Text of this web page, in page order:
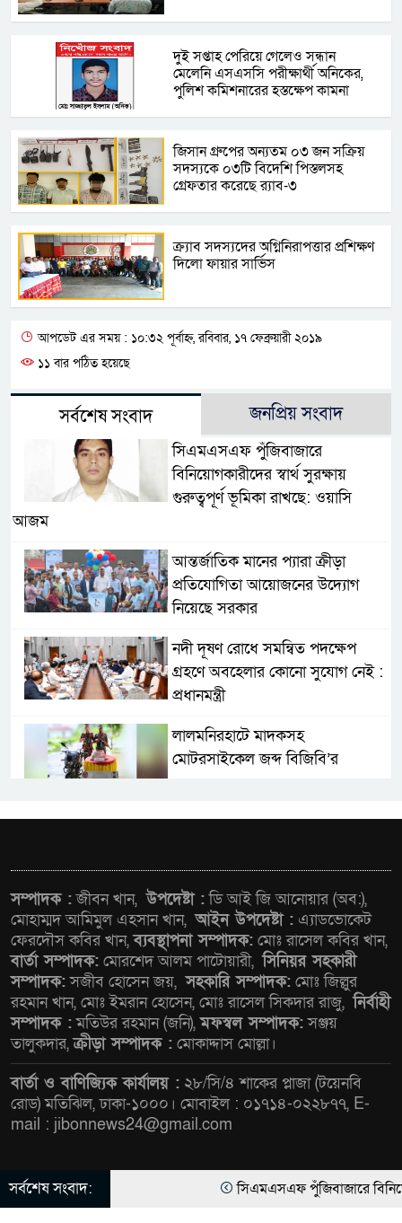
দু্ই সপ্তাহ পেরিয়ে গেলেও সন্ধান
মেলেনি এসএসসি পরীক্ষার্থী অনিকের,
পুলিশ কমিশনারের হস্তক্ষেপ কামনা
জিসান গ্রুপের অন্যতম ০৩ জন সক্রিয়
সদস্যকে ০৩টি বিদেশি পিস্তলসহ
গ্রেফতার করেছে র‍্যাব-৩
ক্র্যাব সদস্যদের অগ্নিনিরাপত্তার প্রশিক্ষণ
দিলো ফায়ার সার্ভিস
আপডেট এর সময় : ১০:৩২ পূর্বাহ্ন, রবিবার, ১৭ ফেব্রুয়ারী ২০১৯
১১ বার পঠিত হয়েছে
সর্বশেষ সংবাদ জনপ্রিয় সংবাদ
সিএমএসএফ পুঁজিবাজারে
বিনিয়োগকারীদের স্বার্থ সুরক্ষায়
গুরুত্বপূর্ণ ভূমিকা রাখছে: ওয়াসি
আজম
আন্তর্জাতিক মানের প্যারা ক্রীড়া
প্রতিযোগিতা আয়োজনের উদ্যোগ
নিয়েছে সরকার
নদী দূষণ রোধে সমন্বিত পদক্ষেপ
গ্রহণে অবহেলার কোনো সুযোগ নেই :
প্রধানমন্ত্রী
লালমনিরহাটে মাদকসহ
মোটরসাইকেল জব্দ বিজিবি’র
ওমানের সঙ্গে ইরানের হরমুজ
আত-তানযীল ইনস্টিটিউট চট্টগ্রাম
দুবছর পেরিয়ে তিন বছরে পর্দাপন
উপলক্ষে আলোচনা সভা ও দোয়া
মাহফিল সম্পন্ন
ফ্যাসিবাদবিরোধী আন্দোলনে
হত্যাকাণ্ডের বিচার হবে স্বচ্ছ, নিরপেক্ষ
ও বিশ্বাসযোগ্য : প্রধানমন্ত্রী
বাগেরহাট মেডিকেল ফাউন্ডেশনের
যাত্রা শুরু
জুলাই স্মৃতি জাদুঘরের দুয়ার খুলেছে,
উদ্বোধন করলেন প্রধানমন্ত্রী
সম্পাদক :জীবন খান,উপদেষ্টা :ডি আই জি আনোয়ার (অব:),
মোহাম্মদ আমিমুল এহসান খান,আইন উপদেষ্টা : এ্যাডভোকেট
ফেরদৌস কবির খান,ব্যবস্থাপনা সম্পাদক: মোঃ রাসেল কবির খান,
বার্তা সম্পাদক: মোরশেদ আলম পাটোয়ারী,সিনিয়র সহকারী
সম্পাদক:সজীব হোসেন জয়,সহকারি সম্পাদক: মোঃ জিল্লুর
রহমান খান, মোঃ ইমরান হোসেন, মোঃ রাসেল সিকদার রাজু,নির্বাহী
সম্পাদক :মতিউর রহমান (জনি),মফস্বল সম্পাদক:সঞ্জয়
তালুকদার,ক্রীড়া সম্পাদক : মোকাদ্দাস মোল্লা।
বার্তা ও বাণিজ্যিক কার্যালয় : ২৮/সি/৪ শাকের প্লাজা (টয়েনবি
রোড) মতিঝিল, ঢাকা-১০০০। মোবাইল : ০১৭১৪-০২২৮৭৭, E-
mail : jibonnews24@gmail.com
© All rights reserved © জীবন নিউজ ২৪ ডট কম লিমিটেড |
Theme Developed BY
সর্বশেষ সংবাদ:
সিএমএসএফ পুঁজিবাজারে